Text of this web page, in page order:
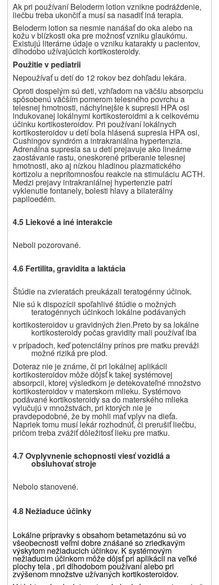
Ak pri používaní Beloderm lotion vznikne podráždenie,
liečbu treba ukončiť a musí sa nasadiť iná terapia.
Beloderm lotion sa nesmie nanášať do oka alebo na
kožu v blízkosti oka pre možnosť vzniku glaukómu.
Existujú literárne údaje o vzniku katarakty u pacientov,
dlhodobo užívajúcich kortikosteroidy.
Použitie v pediatrii
Nepoužívať u detí do 12 rokov bez dohľadu lekára.
Oproti dospelým sú deti, vzhľadom na väčšiu absorpciu
spôsobenú väčším pomerom telesného povrchu a
telesnej hmotnosti, náchylnejšie k supresii HPA osi
indukovanej lokálnymi kortikosteroidmi a k celkovému
účinku kortikosteroidov. Pri používaní lokálnych
kortikosteroidov u detí bola hlásená supresia HPA osi,
Cushingov syndróm a intrakraniálna hypertenzia.
Adrenálna supresia sa u detí prejavuje ako lineárne
zaostávanie rastu, oneskorené priberanie telesnej
hmotnosti, ako aj nízkou hladinou plazmatického
kortizolu a neprítomnosťou reakcie na stimuláciu ACTH.
Medzi prejavy intrakraniálnej hypertenzie patrí
vyklenutie fontanely, bolesti hlavy a bilaterálny
papiloedém.
4.5 Liekové a iné interakcie
Neboli pozorované.
4.6 Fertilita, gravidita a laktácia
Štúdie na zvieratách preukázali teratogénny účinok.
Nie sú k dispozícii spoľahlivé štúdie o možných
teratogénnych účinkoch lokálne podávaných
kortikosteroidov u gravidných žien.Preto by sa lokálne
kortikosteroidy počas gravidity mali používať iba
v prípadoch, keď potenciálny prínos pre matku preváži
možné riziká pre plod.
Doteraz nie je známe, či pri lokálnej aplikácii
kortikosteroidov môže dôjsť k takej systémovej
absorpcii, ktorej výsledkom je detekovateľné množstvo
kortikosteroidov v materskom mlieku. Systémovo
podávané kortikosteroidy sa do materského mlieka
vylučujú v množstvách, pri ktorých nie je
pravdepodobné, že by mohli mať vplyv na dieťa.
Napriek tomu musí lekár rozhodnúť, či prerušiť liečbu,
pričom treba zvážiť dôležitosť lieku pre matku.
4.7 Ovplyvnenie schopnosti viesť vozidlá a
obsluhovať stroje
Nebolo stanovené.
4.8 Nežiaduce účinky
Lokálne prípravky s obsahom betametazónu sú vo
všeobecnosti veľmi dobre znášané so zriedkavým
výskytom nežiaducich účinkov. K systémovým
nežiaducim účinkom môže dôjsť pri aplikácii na veľké
plochy tela , pri dlhodobom používaní alebo pri
zvýšenom množstve užívaných kortikosteroidov.